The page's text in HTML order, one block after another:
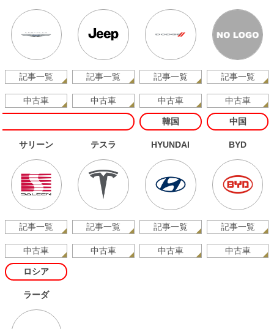
記事一覧
中古車
記事一覧
中古車
記事一覧
中古車
記事一覧
中古車
サリーン
記事一覧
中古車
テスラ
記事一覧
中古車
韓国
HYUNDAI
記事一覧
中古車
中国
BYD
記事一覧
中古車
ロシア
ラーダ